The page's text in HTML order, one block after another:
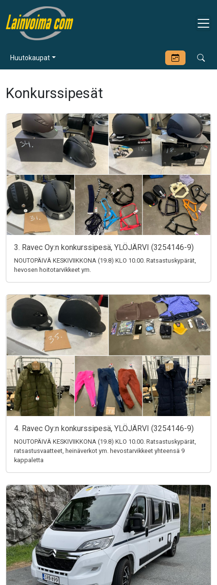
Huutokaupat
Konkurssipesät
3. Ravec Oy:n konkurssipesä, YLÖJÄRVI (3254146-9)
NOUTOPÄIVÄ KESKIVIIKKONA (19.8) KLO 10.00. Ratsastuskypärät,
hevosen hoitotarvikkeet ym.
4. Ravec Oy:n konkurssipesä, YLÖJÄRVI (3254146-9)
NOUTOPÄIVÄ KESKIVIIKKONA (19.8) KLO 10.00. Ratsastuskypärät,
ratsastusvaatteet, heinäverkot ym. hevostarvikkeet yhteensä 9
kappaletta